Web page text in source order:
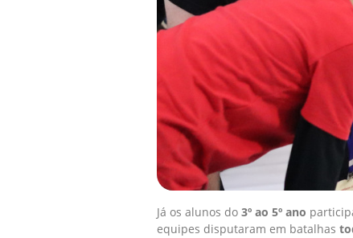
Já os alunos do 3º ao 5º ano
equipes disputaram em batalhas